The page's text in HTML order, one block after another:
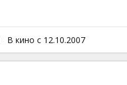
В кино с 12.10.2007